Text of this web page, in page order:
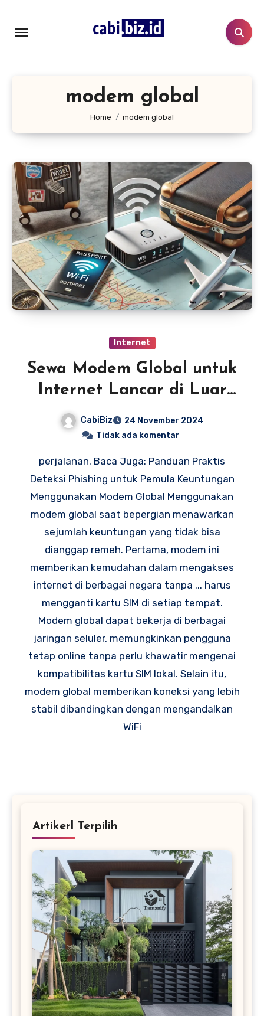
konten
modem global
Home modem global
Internet
Sewa Modem Global untuk
Internet Lancar di Luar
CabiBiz
24 November 2024
Tidak ada komentar
perjalanan. Baca Juga: Panduan Praktis
Deteksi Phishing untuk Pemula Keuntungan
Menggunakan Modem Global Menggunakan
modem global saat bepergian menawarkan
sejumlah keuntungan yang tidak bisa
dianggap remeh. Pertama, modem ini
memberikan kemudahan dalam mengakses
internet di berbagai negara tanpa ... harus
mengganti kartu SIM di setiap tempat.
Modem global dapat bekerja di berbagai
jaringan seluler, memungkinkan pengguna
tetap online tanpa perlu khawatir mengenai
kompatibilitas kartu SIM lokal. Selain itu,
modem global memberikan koneksi yang lebih
stabil dibandingkan dengan mengandalkan
WiFi
Artikerl Terpilih